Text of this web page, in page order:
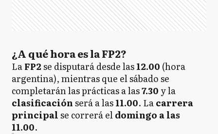
¿A qué hora es la FP2?
LaFP2se disputará desde las12.00 (hora
argentina), mientras que el sábado se
completarán las prácticas a las7.30 y la
clasificaciónserá a las11.00. Lacarrera
principalse correrá eldomingo a las
11.00.